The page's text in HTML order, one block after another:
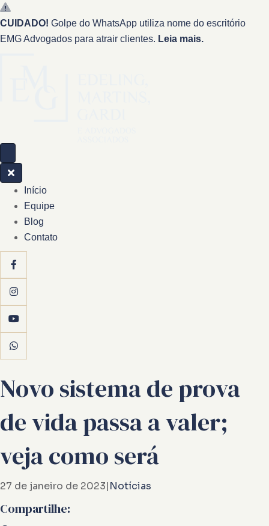
CUIDADO! Golpe do WhatsApp utiliza nome do escritório
EMG Advogados para atrair clientes. Leia mais.
Início
Equipe
Blog
Contato
Novo sistema de prova
de vida passa a valer;
veja como será
27 de janeiro de 2023|Notícias
Compartilhe: